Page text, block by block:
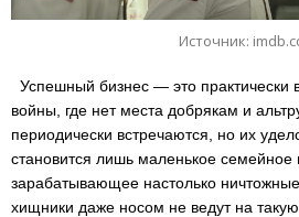
Источник:
Успешный бизнес — это практически
войны, где нет места добрякам и
периодически встречаются, но их
становится лишь маленькое семейное
зарабатывающее настолько
хищники даже носом не ведут на